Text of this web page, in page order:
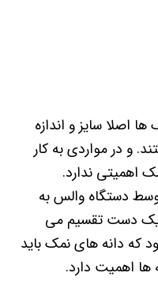
اصلا سایز و اندازه
و در مواردی به کار
اهمیتی ندارد.
دستگاه والس به
و یک دست تقسیم می
که دانه های نمک باید
ها اهمیت دارد.